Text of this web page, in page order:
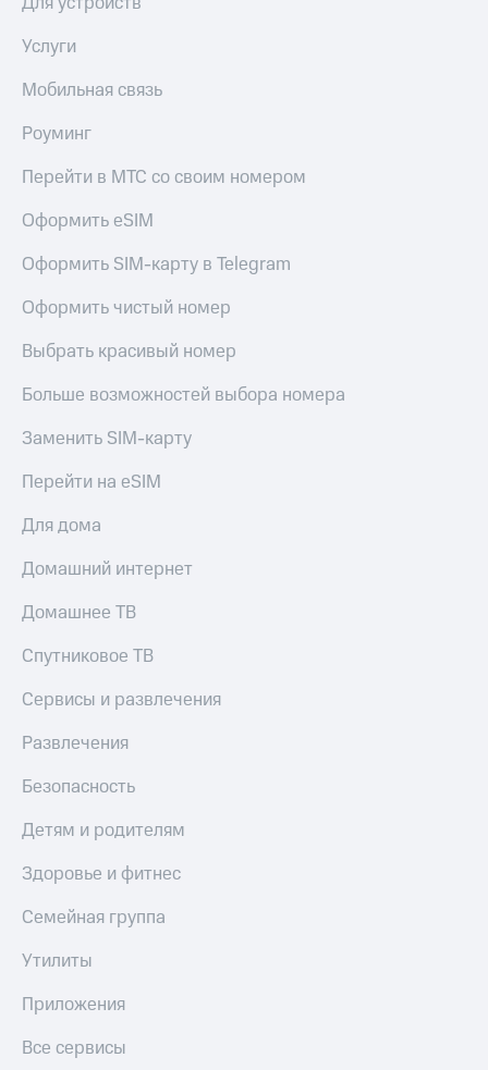
Услуги
Мобильная связь
Роуминг
Перейти в МТС со своим номером
Оформить eSIM
Оформить SIM-карту в Telegram
Оформить чистый номер
Выбрать красивый номер
Больше возможностей выбора номера
Заменить SIM-карту
Перейти на eSIM
Для дома
Домашний интернет
Домашнее ТВ
Спутниковое ТВ
Сервисы и развлечения
Развлечения
Безопасность
Детям и родителям
Здоровье и фитнес
Семейная группа
Утилиты
Приложения
Все сервисы